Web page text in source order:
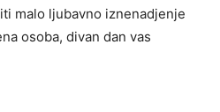
malo ljubavno iznenadjenje
osoba, divan dan vas